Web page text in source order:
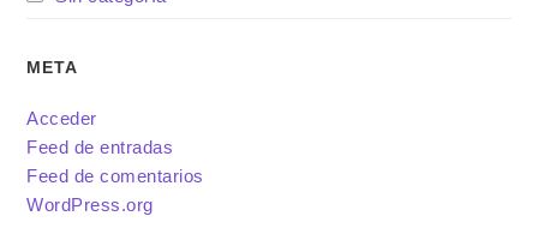
META
Acceder
Feed de entradas
Feed de comentarios
WordPress.org